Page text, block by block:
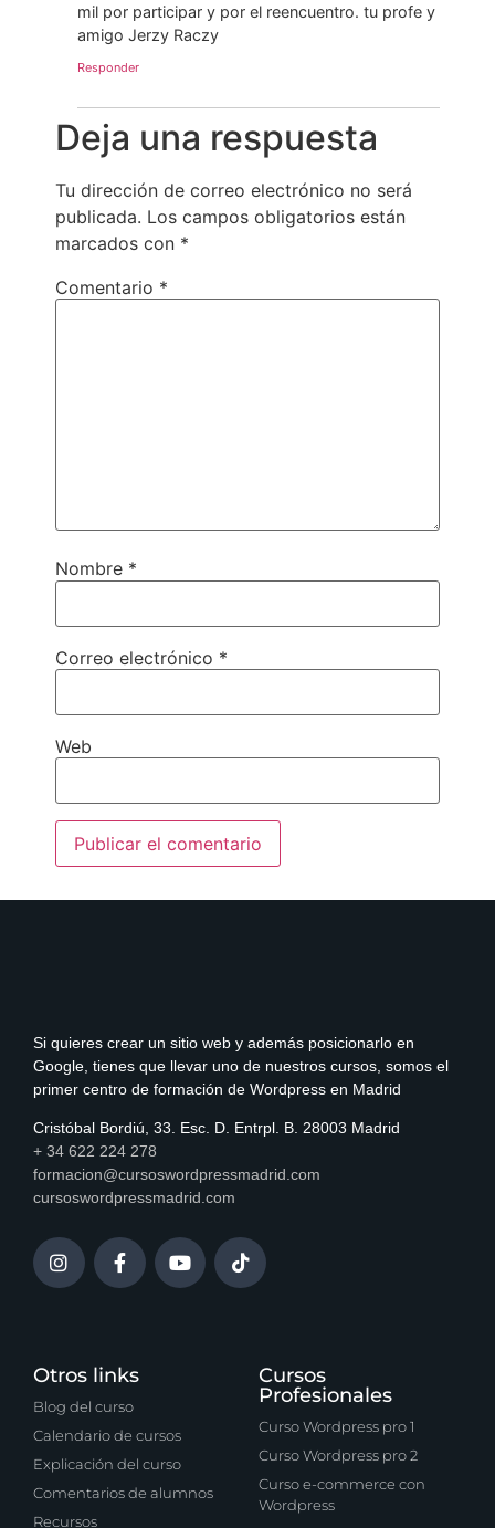
mil por participar y por el reencuentro. tu profe y
amigo Jerzy Raczy
Responder
Deja una respuesta
Tu dirección de correo electrónico no será
publicada. Los campos obligatorios están
marcados con *
Comentario *
Nombre *
Correo electrónico *
Web
Si quieres crear un sitio web y además posicionarlo en
Google, tienes que llevar uno de nuestros cursos, somos el
primer centro de formación de Wordpress en Madrid
Cristóbal Bordiú, 33. Esc. D. Entrpl. B. 28003 Madrid
+ 34 622 224 278
formacion@cursoswordpressmadrid.com
cursoswordpressmadrid.com
Otros links
Blog del curso
Calendario de cursos
Explicación del curso
Comentarios de alumnos
Recursos
Cursos
Profesionales
Curso Wordpress pro 1
Curso Wordpress pro 2
Curso e-commerce con
Wordpress